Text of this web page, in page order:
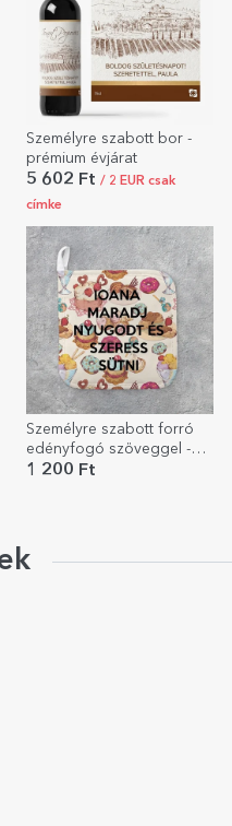
Személyre szabott bor -
prémium évjárat
5 602 Ft / 2 EUR csak
címke
Személyre szabott forró
edényfogó szöveggel -
Keep Calm
1 200 Ft